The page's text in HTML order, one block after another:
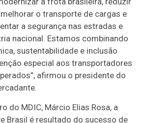
o transporte de cargas e
a segurança nas estradas e
nacional. Estamos combinando
sustentabilidade e inclusão
especial aos transportadores
afirmou o presidente do
do MDIC, Márcio Elias Rosa, a
Brasil é resultado do sucesso de